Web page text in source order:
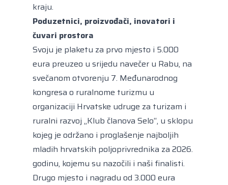
kraju.
Poduzetnici, proizvođači, inovatori i
čuvari prostora
Svoju je plaketu za prvo mjesto i 5.000
eura preuzeo u srijedu navečer u Rabu, na
svečanom otvorenju 7. Međunarodnog
kongresa o ruralnome turizmu u
organizaciji Hrvatske udruge za turizam i
ruralni razvoj „Klub članova Selo“, u sklopu
kojeg je održano i proglašenje najboljih
mladih hrvatskih poljoprivrednika za 2026.
godinu, kojemu su nazočili i naši finalisti.
Drugo mjesto i nagradu od 3.000 eura